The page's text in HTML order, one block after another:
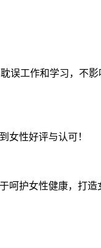
工作和学习，不影
性好评与认可！
护女性健康，打造